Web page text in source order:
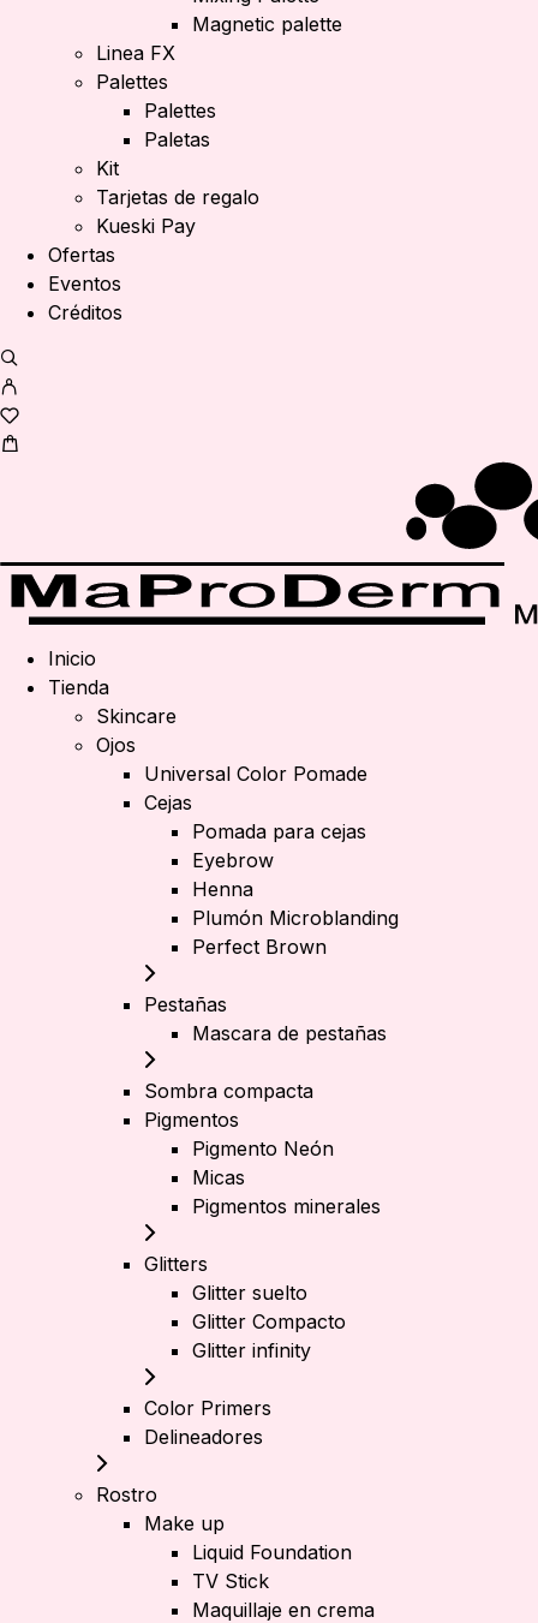
Magnetic palette
Linea FX
Palettes
Palettes
Paletas
Kit
Tarjetas de regalo
Kueski Pay
Ofertas
Eventos
Créditos
Inicio
Tienda
Skincare
Ojos
Universal Color Pomade
Cejas
Pomada para cejas
Eyebrow
Henna
Plumón Microblanding
Perfect Brown
Pestañas
Mascara de pestañas
Sombra compacta
Pigmentos
Pigmento Neón
Micas
Pigmentos minerales
Glitters
Glitter suelto
Glitter Compacto
Glitter infinity
Color Primers
Delineadores
Rostro
Make up
Liquid Foundation
TV Stick
Maquillaje en crema